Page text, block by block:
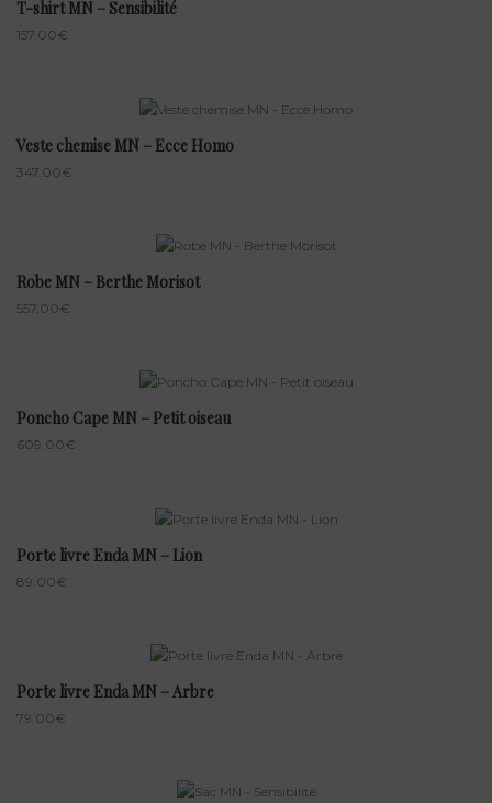
T-shirt MN – Sensibilité
157.00€
Veste chemise MN – Ecce Homo
347.00€
Robe MN – Berthe Morisot
557.00€
Poncho Cape MN – Petit oiseau
609.00€
Porte livre Enda MN – Lion
89.00€
Porte livre Enda MN – Arbre
79.00€